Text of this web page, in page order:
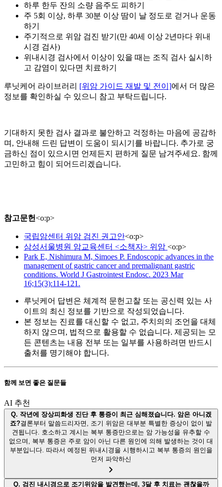
하루 한두 잔의 소량 음주도 피하기
주 5회 이상, 하루 30분 이상 땀이 날 정도로 걷거나 운동
하기
주기적으로 위암 검진 받기(만 40세 이상 2년마다 위내
시경 검사)
위내시경 검사에서 이상이 있을 때는 조직 검사 실시하
고 감염이 있다면 치료하기
루닛케어 라이브러리 [위암 가이드 재발 및 전이]에서 더 많은
정보를 확인하실 수 있으니 참고 부탁드립니다.
기대하지 못한 검사 결과로 불안하고 걱정하는 마음에 공감하
며, 안내해 드린 답변이 도움이 되시기를 바랍니다. 추가로 궁
금하신 점이 있으시면 언제든지 편하게 질문 남겨주세요. 함께
고민하고 힘이 되어드리겠습니다.
참고문헌<o:p>
국립암센터 위암 검진 권고안<o:p>
삼성서울병원 암교육센터 <소책자> 위암 <o:p>
Park E, Nishimura M, Simoes P. Endoscopic advances in the
management of gastric cancer and premalignant gastric
conditions. World J Gastrointest Endosc. 2023 Mar
16;15(3):114-121.
루닛케어 답변은 체계적 문헌고찰 또는 공신력 있는 사
이트의 최신 정보를 기반으로 작성되었습니다.
본 정보는 진료를 대신할 수 없고, 주치의의 조언을 대체
하지 않으며, 법적으로 활용할 수 없습니다. 제공되는 모
든 콘텐츠는 내용 전부 또는 일부를 사용하려면 반드시
출처를 명기해야 합니다.
함께 보면 좋은 질문들
AI 추천
Q. 작년에 장상피화생 진단 후 통증이 최근 심해졌습니다. 암은 아니겠
죠?결론부터 말씀드리자면, 조기 위암은 대부분 특별한 증상이 없이 발
견됩니다. 호소하고 계시는 복부 통증만으로는 암 가능성을 유추할 수
없으며, 복부 통증은 주로 암이 아닌 다른 원인에 의해 발생하는 것이 대
부분입니다. 따라서 예정된 위내시경을 시행하시고 복부 통증의 원인을
먼저 파악하신
Q. 검진 내시경으로 조기위암을 발견했는데, 3달 후 치료는 괜찮을까